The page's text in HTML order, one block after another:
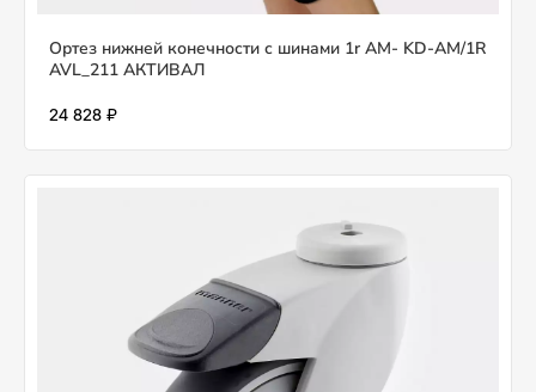
Ортез нижней конечности с шинами 1r AM- KD-AM/1R
AVL_211 АКТИВАЛ
24 828 ₽